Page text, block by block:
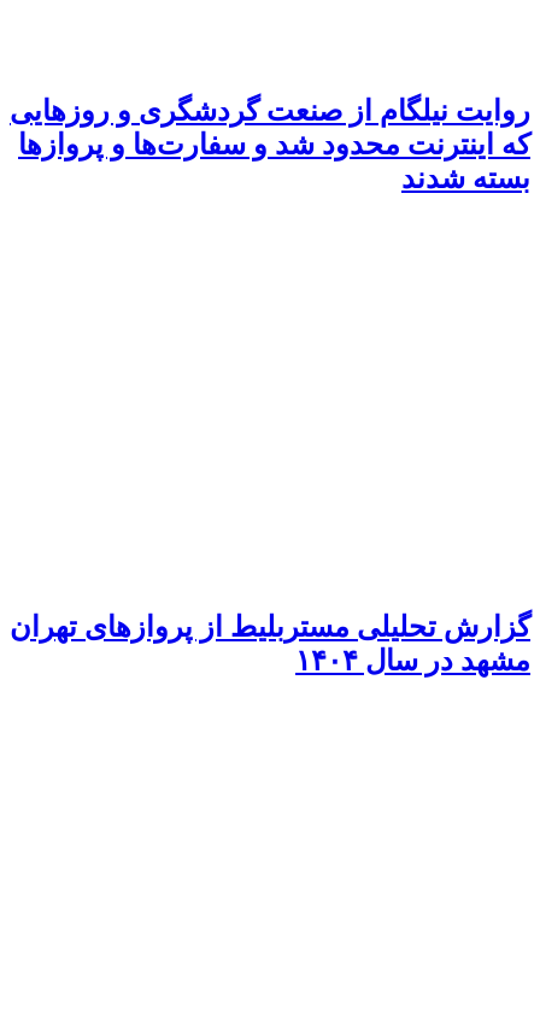
روایت نیلگام از صنعت گردشگری و روزهایی
که اینترنت محدود شد و سفارت‌ها و پروازها
بسته شدند
گزارش تحلیلی مستربلیط از پروازهای تهران
مشهد در سال ۱۴۰۴